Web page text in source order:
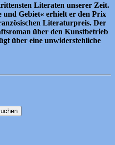
Literaten unserer Zeit.
Gebiet« erhielt er den Prix
Literaturpreis. Der
über den Kunstbetrieb
über eine unwiderstehliche